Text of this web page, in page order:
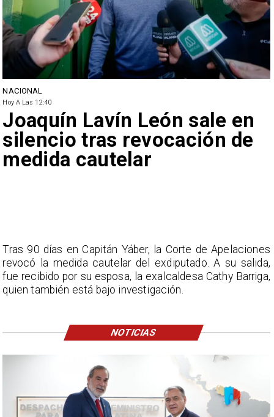
NACIONAL
Hoy A Las 12:40
Joaquín Lavín León sale en
silencio tras revocación de
medida cautelar
Tras 90 días en Capitán Yáber, la Corte de Apelaciones
revocó la medida cautelar del exdiputado. A su salida,
fue recibido por su esposa, la exalcaldesa Cathy Barriga,
quien también está bajo investigación.
NOTICIAS